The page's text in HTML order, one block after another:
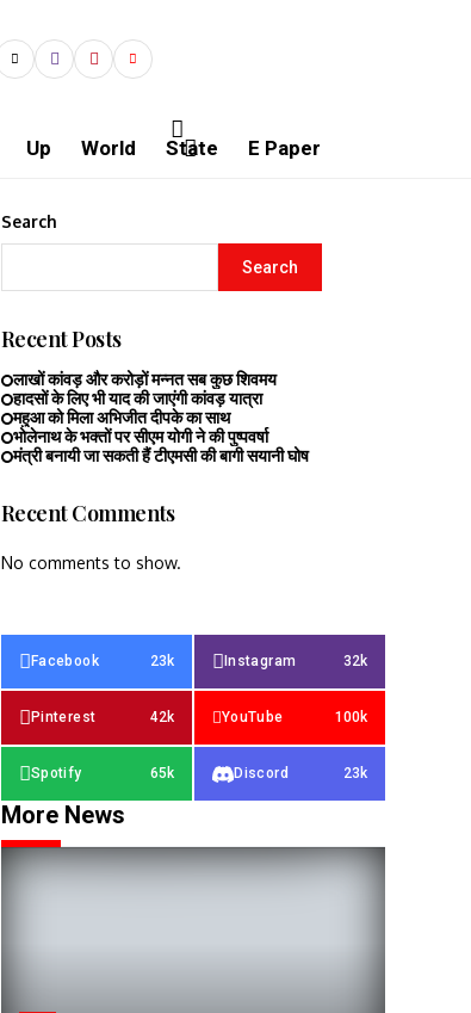
Up World State E Paper
Search
Search
Recent Posts
लाखों कांवड़ और करोड़ों मन्नत सब कुछ शिवमय
हादसों के लिए भी याद की जाएंगी कांवड़ यात्रा
महुआ को मिला अभिजीत दीपके का साथ
भोलेनाथ के भक्तों पर सीएम योगी ने की पुष्पवर्षा
मंत्री बनायी जा सकती हैं टीएमसी की बागी सयानी घोष
Recent Comments
No comments to show.
Facebook 23k Instagram 32k
Pinterest 42k YouTube 100k
Spotify 65k Discord 23k
More News